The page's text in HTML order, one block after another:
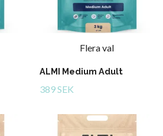
Flera val
ALMI Medium Adult
389 SEK